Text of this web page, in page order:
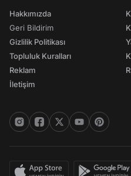
Hakkımızda
Geri Bildirim
Gizlilik Politikası
Topluluk Kuralları
Reklam
İletişim